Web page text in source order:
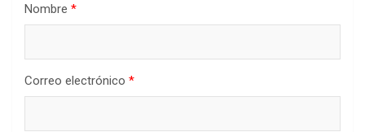
Nombre *
Correo electrónico *